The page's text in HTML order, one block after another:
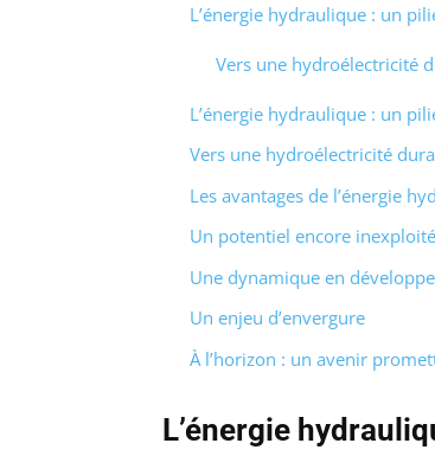
L’énergie hydraulique : un
Vers une hydroélectricité
L’énergie hydraulique : un
Vers une hydroélectricité
Les avantages de l’énergie
Un potentiel encore inexploité
Une dynamique en
Un enjeu d’envergure
À l’horizon : un avenir
L’énergie